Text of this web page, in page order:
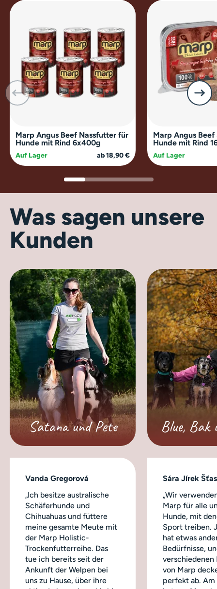
Marp Angus Beef Nassfutter für
Hunde mit Rind 6x400g
Auf Lager ab 18,90 €
Marp Angus
Hunde mit Rind
Auf Lager
Was sagen unsere
Kunden
Satana und Pete
Vanda Gregorová
„Ich besitze australische
Schäferhunde und
Chihuahuas und füttere
meine gesamte Meute mit
der Marp Holistic-
Trockenfutterreihe. Das
tue ich bereits seit der
Ankunft der Welpen bei
uns zu Hause, über ihre
Blue, Bak
Sára Jírek
„Wir
Marp für alle
Hunde, mit
Sport treiben.
hat etwas
Bedürfnisse,
verschiedenen
von Marp
perfekt ab.